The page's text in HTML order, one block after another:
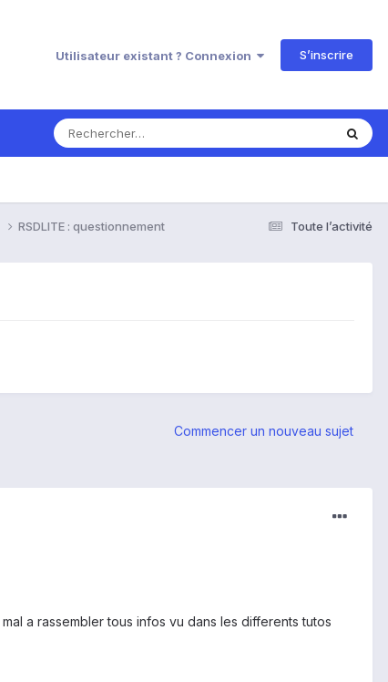
Utilisateur existant ? Connexion S’inscrire
Toute l’activité
RSDLITE : questionnement
Commencer un nouveau sujet
a rassembler tous infos vu dans les differents tutos